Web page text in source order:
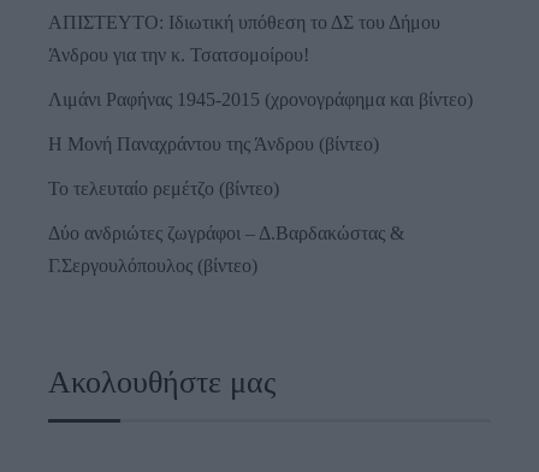
ΑΠΙΣΤΕΥΤΟ: Ιδιωτική υπόθεση το ΔΣ του Δήμου
Άνδρου για την κ. Τσατσομοίρου!
Λιμάνι Ραφήνας 1945-2015 (χρονογράφημα και βίντεο)
Η Μονή Παναχράντου της Άνδρου (βίντεο)
Το τελευταίο ρεμέτζο (βίντεο)
Δύο ανδριώτες ζωγράφοι – Δ.Βαρδακώστας &
Γ.Σεργουλόπουλος (βίντεο)
Ακολουθήστε μας